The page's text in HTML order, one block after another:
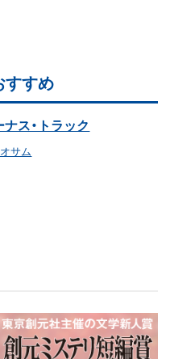
すすめ
ス・トラック
サム